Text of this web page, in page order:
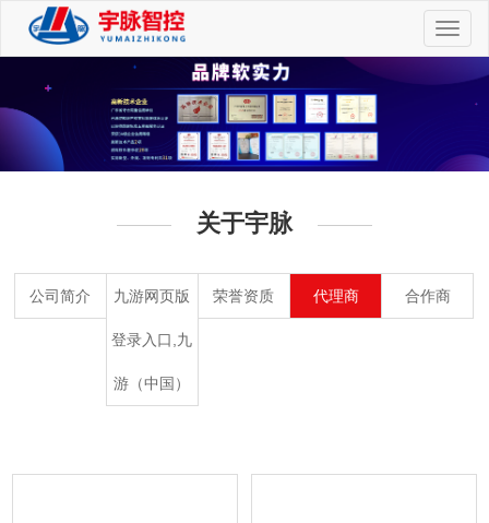
切
换
关于宇脉
公司简介 九游网页版
登录入口,九
游（中国）
荣誉资质 代理商 合作商